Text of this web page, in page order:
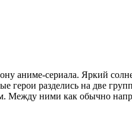
аниме-сериала. Яркий
герои разделись на две
Между ними как обычно